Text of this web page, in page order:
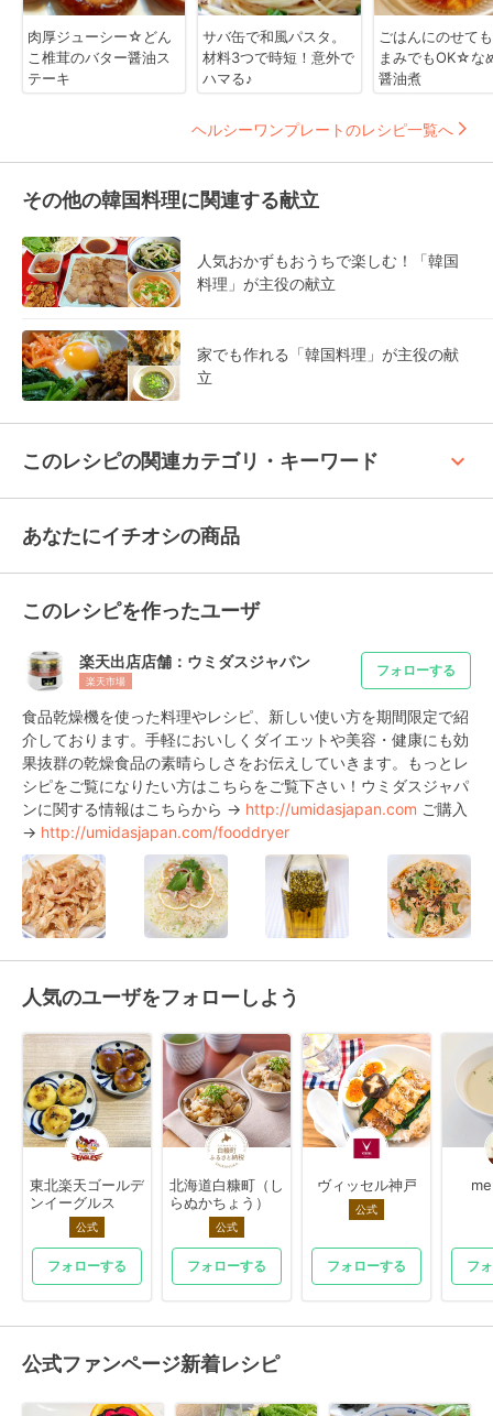
肉厚ジューシー☆どん
こ椎茸のバター醤油ス
テーキ
サバ缶で和風パスタ。
材料3つで時短！意外で
ハマる♪
ごはんにのせて
まみでもOK☆な
醤油煮
ヘルシーワンプレートのレシピ一覧へ
その他の韓国料理に関連する献立
人気おかずもおうちで楽しむ！「韓国
料理」が主役の献立
家でも作れる「韓国料理」が主役の献
立
このレシピの関連カテゴリ・キーワード keyboard_arrow_up
あなたにイチオシの商品
このレシピを作ったユーザ
楽天出店店舗：ウミダスジャパン
楽天市場
フォローする
食品乾燥機を使った料理やレシピ、新しい使い方を期間限定で紹
介しております。手軽においしくダイエットや美容・健康にも効
果抜群の乾燥食品の素晴らしさをお伝えしていきます。もっとレ
シピをご覧になりたい方はこちらをご覧下さい！ウミダスジャパ
ンに関する情報はこちらから → http://umidasjapan.com ご購入
→ http://umidasjapan.com/fooddryer
人気のユーザをフォローしよう
東北楽天ゴールデ
ンイーグルス
公式
フォローする
北海道白糠町（し
らぬかちょう）
公式
フォローする
ヴィッセル神戸
公式
フォローする フ
公式ファンページ新着レシピ